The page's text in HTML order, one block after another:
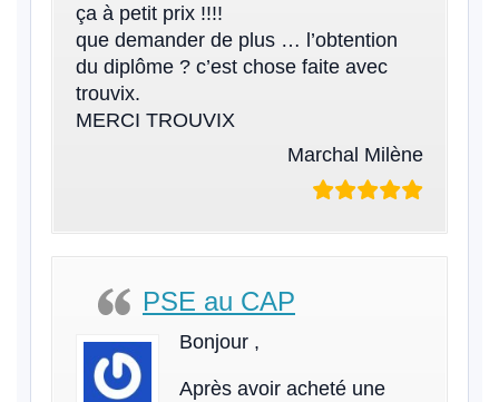
ça à petit prix !!!!
que demander de plus … l’obtention
du diplôme ? c’est chose faite avec
trouvix.
MERCI TROUVIX
Marchal Milène
PSE au CAP
Bonjour ,
Après avoir acheté une